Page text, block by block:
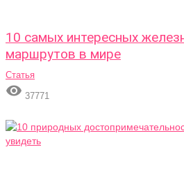
10 самых интересных
маршрутов в мире
Статья
 37771